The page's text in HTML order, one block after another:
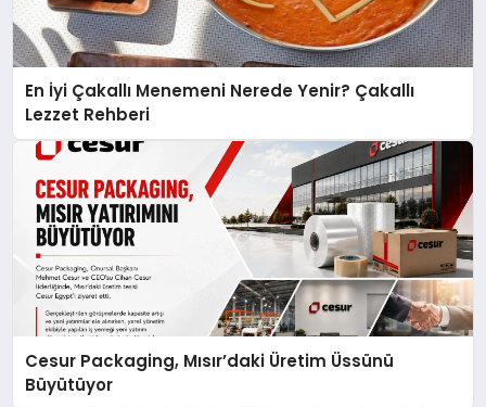
En İyi Çakallı Menemeni Nerede Yenir? Çakallı
Lezzet Rehberi
Cesur Packaging, Mısır’daki Üretim Üssünü
Büyütüyor